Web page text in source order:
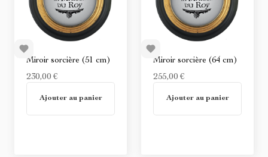
Miroir sorcière (51 cm)
230,00 €
Ajouter au panier
Miroir sorcière (64 cm)
255,00 €
Ajouter au panier